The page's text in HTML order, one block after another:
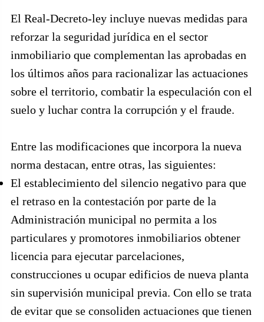
El Real-Decreto-ley incluye nuevas medidas para
reforzar la seguridad jurídica en el sector
inmobiliario que complementan las aprobadas en
los últimos años para racionalizar las actuaciones
sobre el territorio, combatir la especulación con el
suelo y luchar contra la corrupción y el fraude.
Entre las modificaciones que incorpora la nueva
norma destacan, entre otras, las siguientes:
El establecimiento del silencio negativo para que
el retraso en la contestación por parte de la
Administración municipal no permita a los
particulares y promotores inmobiliarios obtener
licencia para ejecutar parcelaciones,
construcciones u ocupar edificios de nueva planta
sin supervisión municipal previa. Con ello se trata
de evitar que se consoliden actuaciones que tienen